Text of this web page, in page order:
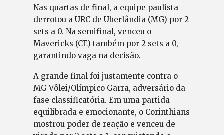
Nas quartas de final, a equipe paulista
derrotou a URC de Uberlândia (MG) por 2
sets a 0. Na semifinal, venceu o
Mavericks (CE) também por 2 sets a 0,
garantindo vaga na decisão.
A grande final foi justamente contra o
MG Vôlei/Olímpico Garra, adversário da
fase classificatória. Em uma partida
equilibrada e emocionante, o Corinthians
mostrou poder de reação e venceu de